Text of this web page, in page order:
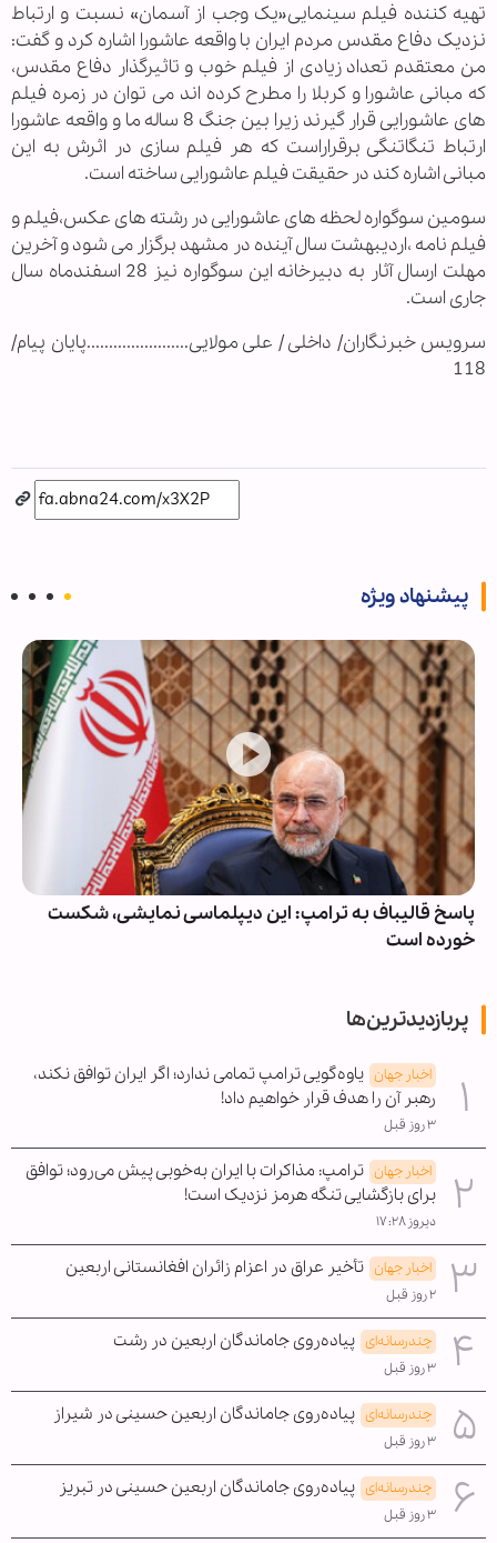
تهیه کننده فیلم سینمایی«یک وجب از آسمان» نسبت و ارتباط
نزدیک دفاع مقدس مردم ایران با واقعه عاشورا اشاره کرد و گفت:
من معتقدم تعداد زیادی از فیلم خوب و تاثیرگذار دفاع مقدس،
که مبانی عاشورا و کربلا را مطرح کرده اند می توان در زمره فیلم
های عاشورایی قرار گیرند زیرا بین جنگ 8 ساله ما و واقعه عاشورا
ارتباط تنگاتنگی برقراراست که هر فیلم سازی در اثرش به این
مبانی اشاره کند در حقیقت فیلم عاشورایی ساخته است.
سومین سوگواره لحظه های عاشورایی در رشته های عکس،فیلم و
فیلم نامه ،اردیبهشت سال آینده در مشهد برگزار می شود و آخرین
مهلت ارسال آثار به دبیرخانه این سوگواره نیز 28 اسفندماه سال
جاری است.
سرویس خبرنگاران/ داخلی / علی مولایی.......................پایان پیام/
118
پیشنهاد ویژه
پاسخ قالیباف به ترامپ: این دیپلماسی نمایشی، شکست
خورده است
پربازدیدترین‌ها
اخبار جهان یاوه‌گویی ترامپ تمامی ندارد؛ اگر ایران توافق نکند،
رهبر آن را هدف قرار خواهیم داد!
۳ روز قبل
اخبار جهان ترامپ: مذاکرات با ایران به‌خوبی پیش می‌رود؛ توافق
برای بازگشایی تنگه هرمز نزدیک است!
دیروز ۱۷:۲۸
اخبار جهان تأخیر عراق در اعزام زائران افغانستانی اربعین
۲ روز قبل
چندرسانه‌ای پیاده‌روی جاماندگان اربعین در رشت
۳ روز قبل
چندرسانه‌ای پیاده‌روی جاماندگان اربعین حسینی در شیراز
۳ روز قبل
چندرسانه‌ای پیاده‌روی جاماندگان اربعین حسینی در تبریز
۳ روز قبل